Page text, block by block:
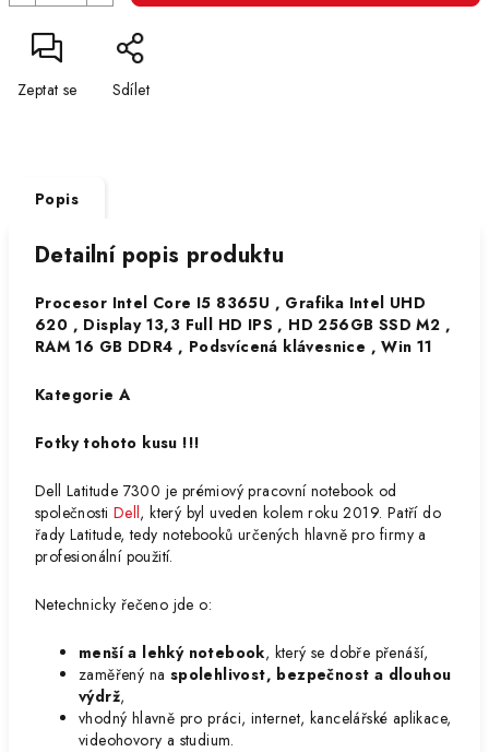
Zeptat se Sdílet
Popis
Detailní popis produktu
Procesor Intel Core I5 8365U , Grafika Intel UHD
620 , Display 13,3 Full HD IPS , HD 256GB SSD M2 ,
RAM 16 GB DDR4 , Podsvícená klávesnice , Win 11
Kategorie A
Fotky tohoto kusu !!!
Dell Latitude 7300 je prémiový pracovní notebook od
společnosti Dell, který byl uveden kolem roku 2019. Patří do
řady Latitude, tedy notebooků určených hlavně pro firmy a
profesionální použití.
Netechnicky řečeno jde o:
menší a lehký notebook, který se dobře přenáší,
zaměřený na spolehlivost, bezpečnost a dlouhou
výdrž,
vhodný hlavně pro práci, internet, kancelářské aplikace,
videohovory a studium.